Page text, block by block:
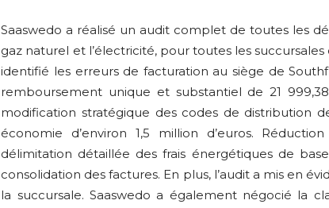
Saaswedo a réalisé un audit complet de toutes les
gaz naturel et l’électricité, pour toutes les
identifié les erreurs de facturation au siège de
remboursement unique et substantiel de 21
modification stratégique des codes de distribution
économie d’environ 1,5 million d’euros.​
délimitation détaillée des frais énergétiques de
consolidation des factures.​ En plus, l’audit a mis en
la succursale.​ Saaswedo a également négocié la